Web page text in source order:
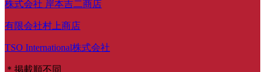
株式会社 岸本吉二商店
有限会社村上商店
TSO International株式会社
＊掲載順不同